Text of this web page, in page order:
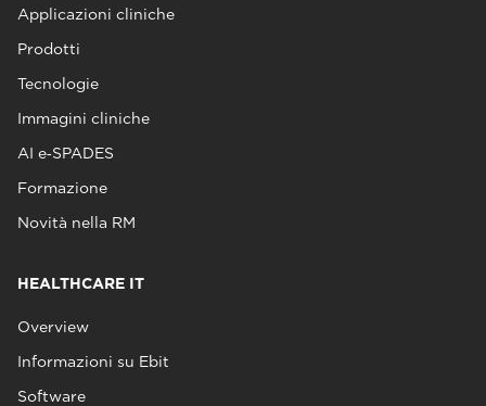
Applicazioni cliniche
Prodotti
Tecnologie
Immagini cliniche
AI e‑SPADES
Formazione
Novità nella RM
HEALTHCARE IT
Overview
Informazioni su Ebit
Software